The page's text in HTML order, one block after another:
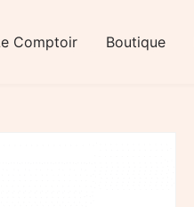
Comptoir Boutique